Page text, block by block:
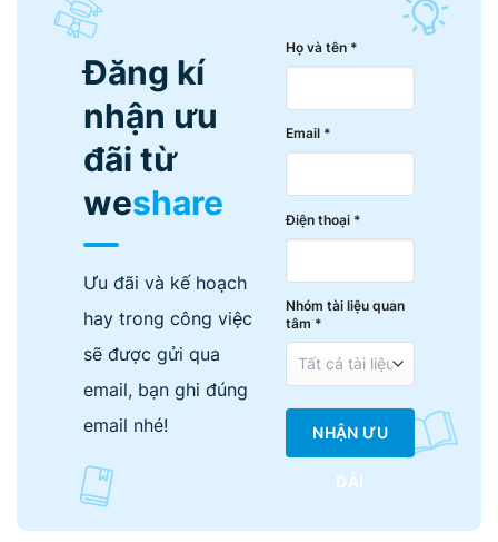
Đăng kí
nhận ưu
đãi từ
weshare
Ưu đãi và kế hoạch
hay trong công việc
sẽ được gửi qua
email, bạn ghi đúng
email nhé!
Họ và tên *
Email *
Điện thoại *
Nhóm tài liệu quan
tâm *
NHẬN ƯU
ĐÃI